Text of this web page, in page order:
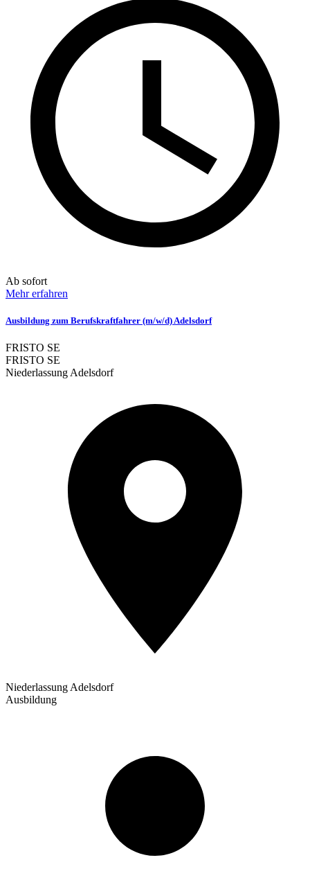
Ab sofort
Mehr erfahren
Ausbildung zum Berufskraftfahrer (m/w/d) Adelsdorf
FRISTO SE
FRISTO SE
Niederlassung Adelsdorf
Niederlassung Adelsdorf
Ausbildung